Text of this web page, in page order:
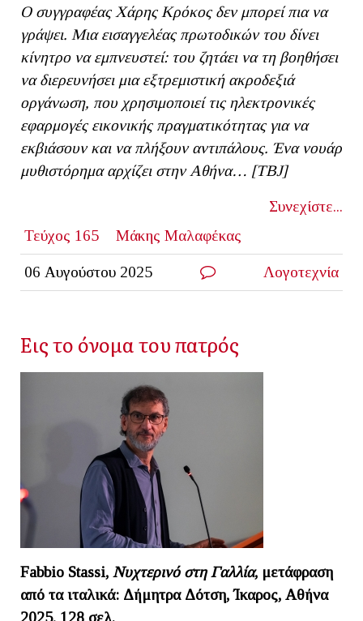
Ο συγγραφέας Χάρης Κρόκος δεν μπορεί πια να
γράψει. Μια εισαγγελέας πρωτοδικών του δίνει
κίνητρο να εμπνευστεί: του ζητάει να τη βοηθήσει
να διερευνήσει μια εξτρεμιστική ακροδεξιά
οργάνωση, που χρησιμοποιεί τις ηλεκτρονικές
εφαρμογές εικονικής πραγματικότητας για να
εκβιάσουν και να πλήξουν αντιπάλους. Ένα νουάρ
μυθιστόρημα αρχίζει στην Αθήνα… [ΤΒJ]
Συνεχίστε...
Τεύχος 165
Μάκης Μαλαφέκας
06 Αυγούστου 2025 Λογοτεχνία
Εις το όνομα του πατρός
Fabbio Stassi, Νυχτερινό στη Γαλλία, μετάφραση
από τα ιταλικά: Δήμητρα Δότση, Ίκαρος, Αθήνα
2025, 128 σελ.